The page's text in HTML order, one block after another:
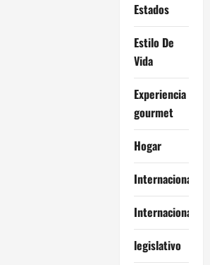
Estados
Estilo De
Vida
Experiencia
gourmet
Hogar
Internacional
Internacionales
legislativo